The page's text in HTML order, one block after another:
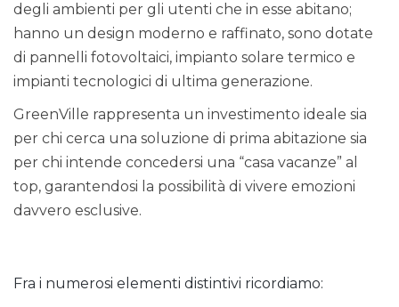
degli ambienti per gli utenti che in esse abitano;
hanno un design moderno e raffinato, sono dotate
di pannelli fotovoltaici, impianto solare termico e
impianti tecnologici di ultima generazione.
GreenVille rappresenta un investimento ideale sia
per chi cerca una soluzione di prima abitazione sia
per chi intende concedersi una “casa vacanze” al
top, garantendosi la possibilità di vivere emozioni
davvero esclusive.
Fra i numerosi elementi distintivi ricordiamo: